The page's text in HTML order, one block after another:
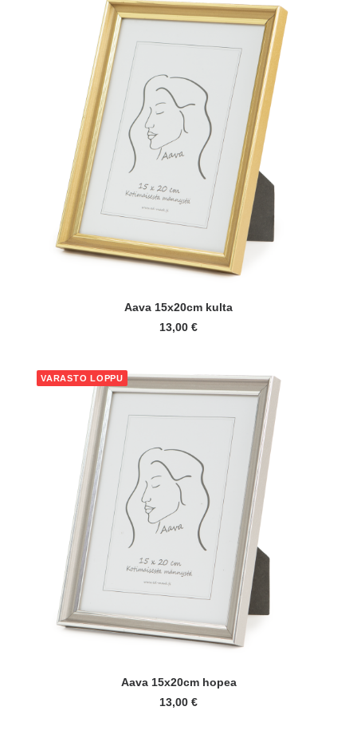
LISÄÄ OSTOSKORIIN
Aava 15x20cm kulta
13,00 €
VARASTO LOPPU
LUE LISÄÄ
Aava 15x20cm hopea
13,00 €